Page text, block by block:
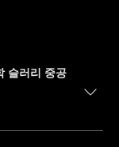
슬러리 중공